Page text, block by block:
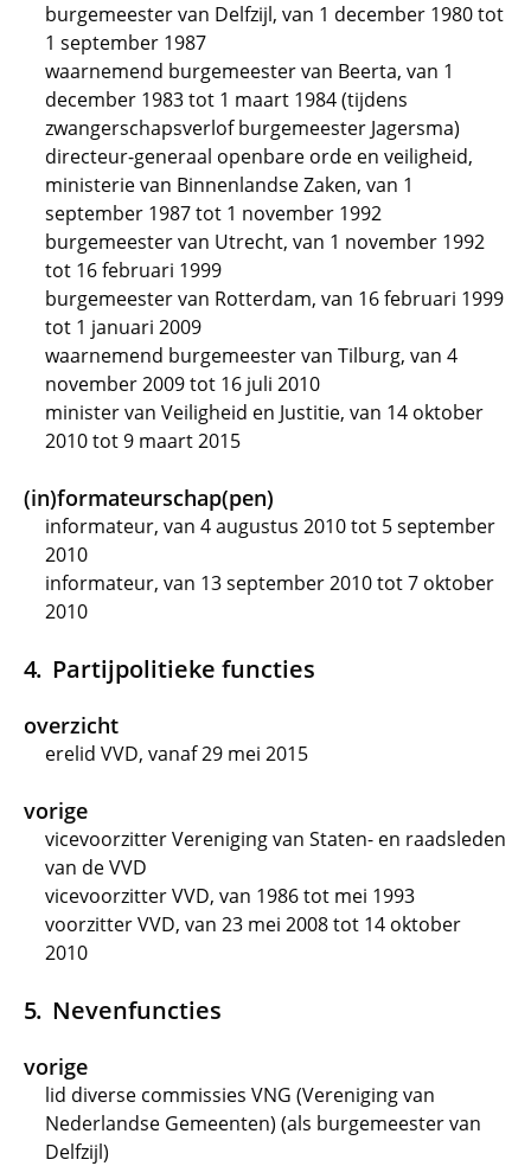
burgemeester van Delfzijl, van 1 december 1980 tot
1 september 1987
waarnemend burgemeester van Beerta, van 1
december 1983 tot 1 maart 1984 (tijdens
zwangerschapsverlof burgemeester Jagersma)
directeur-generaal openbare orde en veiligheid,
ministerie van Binnenlandse Zaken, van 1
september 1987 tot 1 november 1992
burgemeester van Utrecht, van 1 november 1992
tot 16 februari 1999
burgemeester van Rotterdam, van 16 februari 1999
tot 1 januari 2009
waarnemend burgemeester van Tilburg, van 4
november 2009 tot 16 juli 2010
minister van Veiligheid en Justitie, van 14 oktober
2010 tot 9 maart 2015
(in)formateurschap(pen)
informateur, van 4 augustus 2010 tot 5 september
2010
informateur, van 13 september 2010 tot 7 oktober
2010
Partijpolitieke functies
overzicht
erelid VVD, vanaf 29 mei 2015
vorige
vicevoorzitter Vereniging van Staten- en raadsleden
van de VVD
vicevoorzitter VVD, van 1986 tot mei 1993
voorzitter VVD, van 23 mei 2008 tot 14 oktober
2010
Nevenfuncties
vorige
lid diverse commissies VNG (Vereniging van
Nederlandse Gemeenten) (als burgemeester van
Delfzijl)